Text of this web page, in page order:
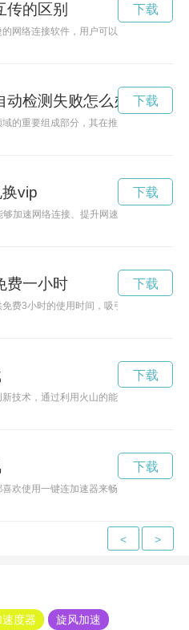
传的区别
网络连接软件，用户可以通过它实现快
下载
检测失败怎么办
的重要组成部分，其在推动科技创新、
下载
vip
加速网络连接、提升网速稳定性的软件
下载
费一小时
费3小时的使用时间，吸引了众多研究者
下载
技术，通过利用火山的能量来生成电力
下载
欢使用一键连加速器来畅享网络自由，
下载
< >
度器 旋风加速